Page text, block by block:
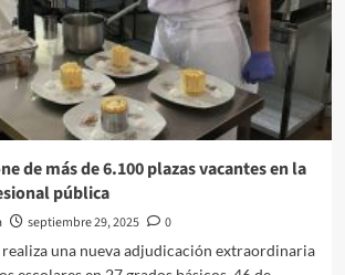
de más de 6.100 plazas vacantes en la
pública
septiembre 29, 2025
0
realiza una nueva adjudicación extraordinaria